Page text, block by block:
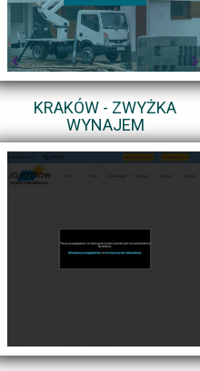
KRAKÓW - ZWYŻKA
WYNAJEM